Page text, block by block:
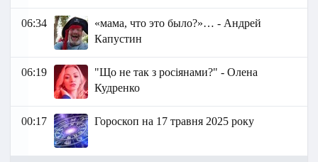
06:34
«мама, что это было?»… - Андрей
Капустин
06:19
"Що не так з росіянами?" - Олена
Кудренко
00:17 Гороскоп на 17 травня 2025 року